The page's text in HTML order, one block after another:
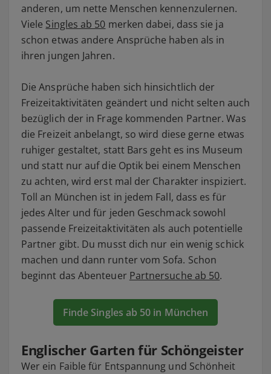
anderen, um nette Menschen kennenzulernen.
Viele Singles ab 50 merken dabei, dass sie ja
schon etwas andere Ansprüche haben als in
ihren jungen Jahren.
Die Ansprüche haben sich hinsichtlich der
Freizeitaktivitäten geändert und nicht selten auch
bezüglich der in Frage kommenden Partner. Was
die Freizeit anbelangt, so wird diese gerne etwas
ruhiger gestaltet, statt Bars geht es ins Museum
und statt nur auf die Optik bei einem Menschen
zu achten, wird erst mal der Charakter inspiziert.
Toll an München ist in jedem Fall, dass es für
jedes Alter und für jeden Geschmack sowohl
passende Freizeitaktivitäten als auch potentielle
Partner gibt. Du musst dich nur ein wenig schick
machen und dann runter vom Sofa. Schon
beginnt das Abenteuer Partnersuche ab 50.
Finde Singles ab 50 in München
Englischer Garten für Schöngeister
Wer ein Faible für Entspannung und Schönheit